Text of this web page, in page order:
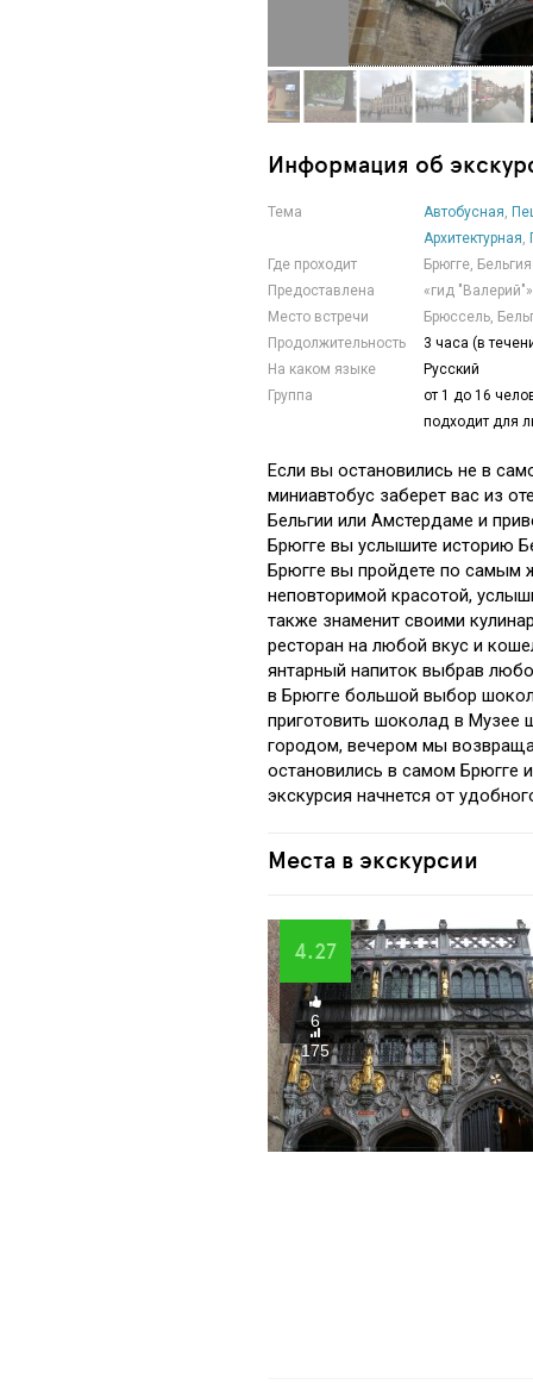
Информация об
Тема Автобусная,
Архитектурная,
Где проходит
Брюгге, Бельгия
Предоставлена
«гид "Валерий"»
Место встречи
Брюссель,
Продолжительность
3 часа (в
На каком языке
Русский
Группа
от 1 до 16
подходит для
Если вы остановились не в
миниавтобус заберет вас из
Бельгии или Амстердаме и
Брюгге вы услышите историю
Брюгге вы пройдете по самым
неповторимой красотой,
также знаменит своими
ресторан на любой вкус и
янтарный напиток выбрав
в Брюгге большой выбор
приготовить шоколад в Музее
городом, вечером мы
остановились в самом Брюгге
экскурсия начнется от
Места в экскурсии
4.27
6
175